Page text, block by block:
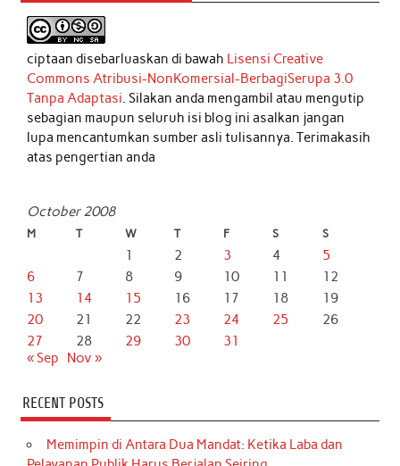
ciptaan disebarluaskan di bawah Lisensi Creative
Commons Atribusi-NonKomersial-BerbagiSerupa 3.0
Tanpa Adaptasi. Silakan anda mengambil atau mengutip
sebagian maupun seluruh isi blog ini asalkan jangan
lupa mencantumkan sumber asli tulisannya. Terimakasih
atas pengertian anda
October 2008
M T W T F S S
1 2 3 4
5
6
7 8 9 10 11
12
13
14 15 16 17 18
19
20
21 22 23 24 25
26
27
28 29 30
31
« Sep
Nov »
RECENT POSTS
Memimpin di Antara Dua Mandat: Ketika Laba dan